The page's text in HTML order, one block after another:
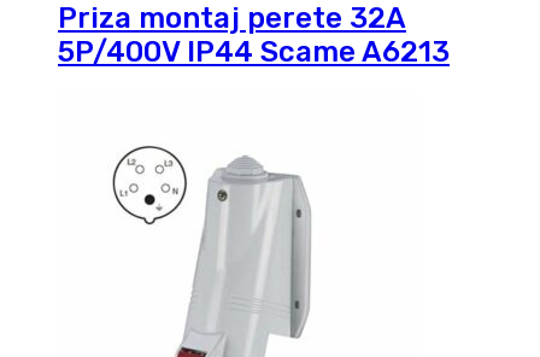
Priza montaj perete 32A
5P/400V IP44 Scame A6213